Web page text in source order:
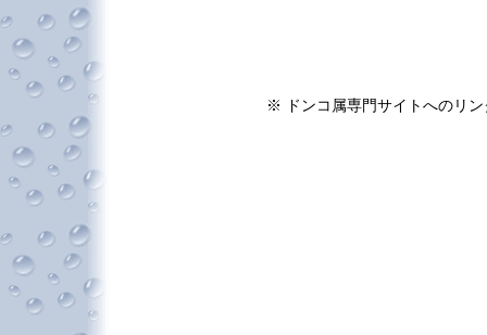
※ ドンコ属専門サイトへのリン